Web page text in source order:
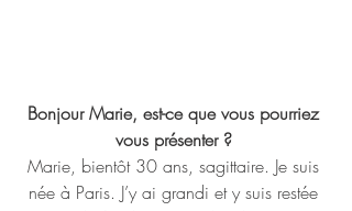
Bonjour Marie, est-ce que vous pourriez
vous présenter ?
Marie, bientôt 30 ans, sagittaire. Je suis
née à Paris. J’y ai grandi et y suis restée